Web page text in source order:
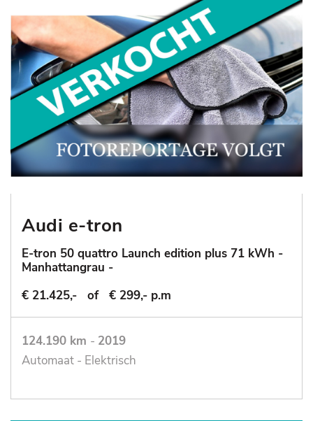
Audi e-tron
E-tron 50 quattro Launch edition plus 71 kWh -
Manhattangrau -
€ 21.425,-
of € 299,- p.m
124.190 km - 2019
Automaat - Elektrisch